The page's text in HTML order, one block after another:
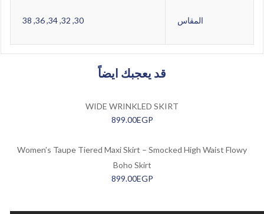
المقاس 30, 32, 34, 36, 38
قد يعجبك ايضاً
WIDE WRINKLED SKIRT
899.00EGP
Women’s Taupe Tiered Maxi Skirt – Smocked High Waist Flowy
Boho Skirt
899.00EGP